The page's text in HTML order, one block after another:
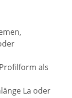
als
La oder